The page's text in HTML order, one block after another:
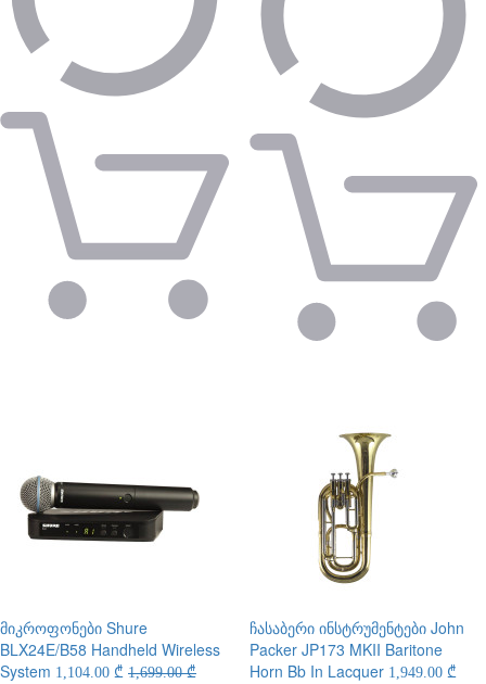
მიკროფონები Shure
BLX24E/B58 Handheld Wireless
System 1,104.00 ₾ 1,699.00 ₾
ჩასაბერი ინსტრუმენტები John
Packer JP173 MKII Baritone
Horn Bb In Lacquer 1,949.00 ₾